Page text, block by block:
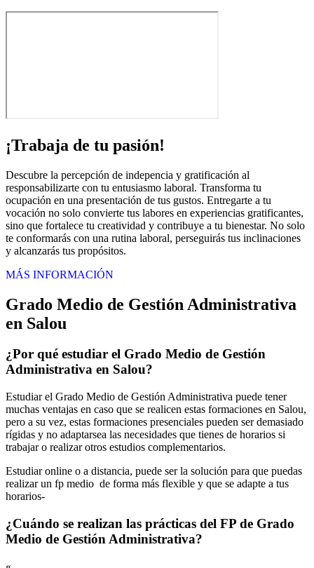
¡Trabaja de tu pasión!
Descubre la percepción de indepencia y gratificación al
responsabilizarte con tu entusiasmo laboral. Transforma tu
ocupación en una presentación de tus gustos. Entregarte a tu
vocación no solo convierte tus labores en experiencias gratificantes,
sino que fortalece tu creatividad y contribuye a tu bienestar. No solo
te conformarás con una rutina laboral, perseguirás tus inclinaciones
y alcanzarás tus propósitos.
MÁS INFORMACIÓN
Grado Medio de Gestión Administrativa
en Salou
¿Por qué estudiar el Grado Medio de Gestión
Administrativa en Salou?
Estudiar el Grado Medio de Gestión Administrativa puede tener
muchas ventajas en caso que se realicen estas formaciones en Salou,
pero a su vez, estas formaciones presenciales pueden ser demasiado
rígidas y no adaptarsea las necesidades que tienes de horarios si
trabajar o realizar otros estudios complementarios.
Estudiar online o a distancia, puede ser la solución para que puedas
realizar un fp medio de forma más flexible y que se adapte a tus
horarios-
¿Cuándo se realizan las prácticas del FP de Grado
Medio de Gestión Administrativa?